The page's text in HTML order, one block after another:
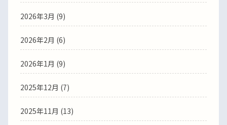
2026年3月 (9)
2026年2月 (6)
2026年1月 (9)
2025年12月 (7)
2025年11月 (13)